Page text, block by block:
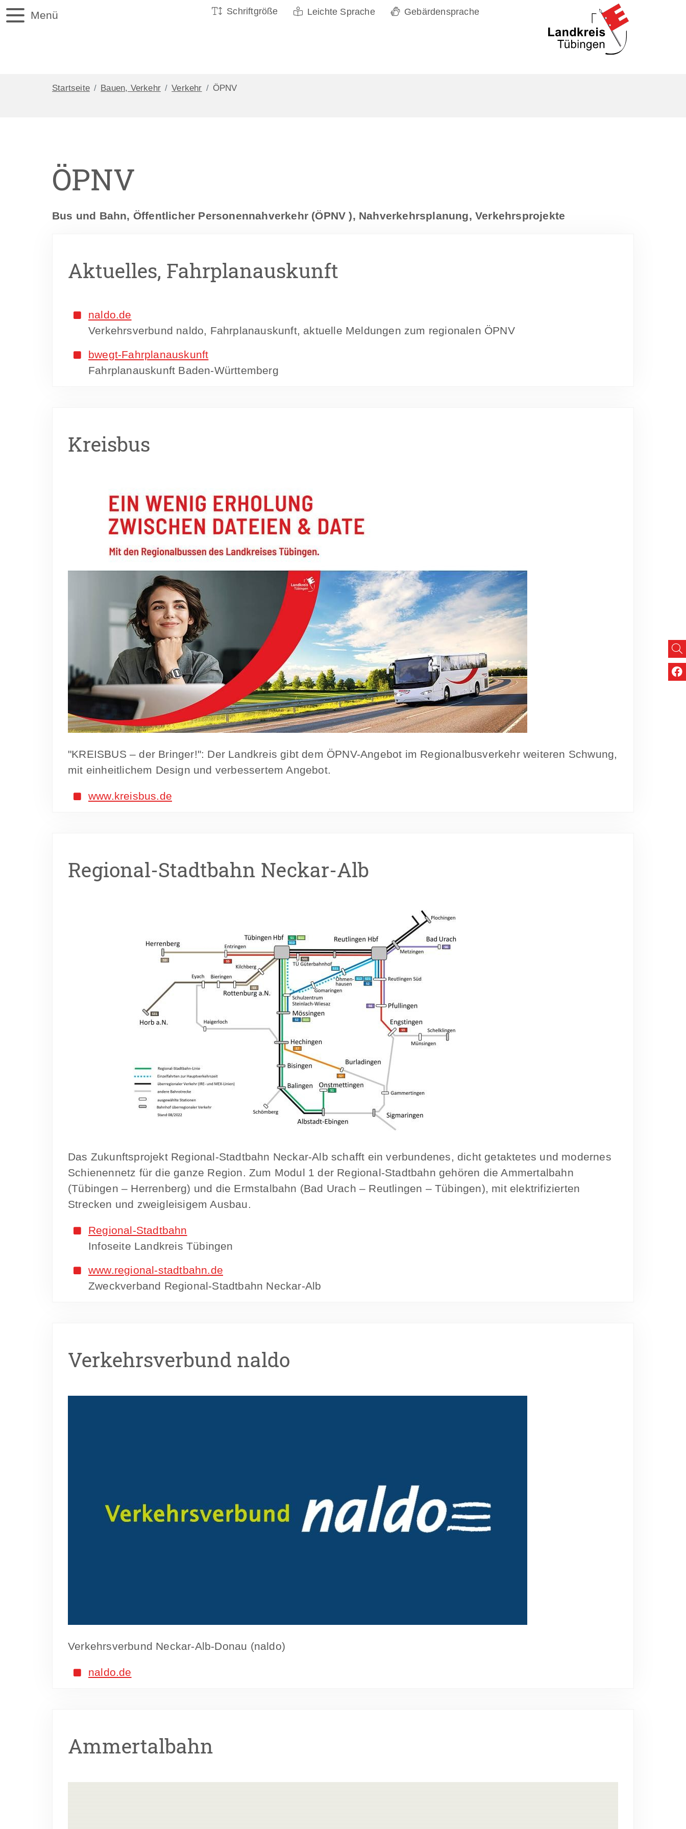
Menü Schriftgröße Leichte Sprache Gebärdensprache
Startseite Bauen, Verkehr Verkehr ÖPNV
ÖPNV
Bus und Bahn, Öffentlicher Personennahverkehr (ÖPNV ), Nahverkehrsplanung, Verkehrsprojekte
Aktuelles, Fahrplanauskunft
naldo.de
Verkehrsverbund naldo, Fahrplanauskunft, aktuelle Meldungen zum regionalen ÖPNV
bwegt-Fahrplanauskunft
Fahrplanauskunft Baden-Württemberg
Kreisbus
"KREISBUS – der Bringer!": Der Landkreis gibt dem ÖPNV-Angebot im Regionalbusverkehr weiteren Schwung,
mit einheitlichem Design und verbessertem Angebot.
www.kreisbus.de
Regional-Stadtbahn Neckar-Alb
Das Zukunftsprojekt Regional-Stadtbahn Neckar-Alb schafft ein verbundenes, dicht getaktetes und modernes
Schienennetz für die ganze Region. Zum Modul 1 der Regional-Stadtbahn gehören die Ammertalbahn
(Tübingen – Herrenberg) und die Ermstalbahn (Bad Urach – Reutlingen – Tübingen), mit elektrifizierten
Strecken und zweigleisigem Ausbau.
Regional-Stadtbahn
Infoseite Landkreis Tübingen
www.regional-stadtbahn.de
Zweckverband Regional-Stadtbahn Neckar-Alb
Verkehrsverbund naldo
Verkehrsverbund Neckar-Alb-Donau (naldo)
naldo.de
Ammertalbahn